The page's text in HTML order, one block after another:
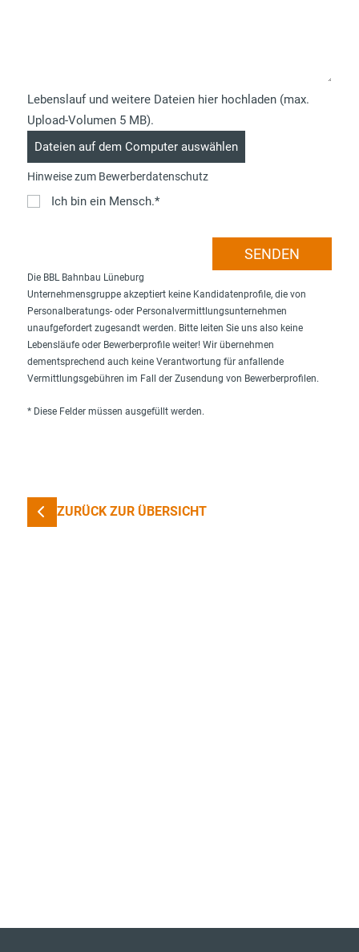
Lebenslauf und weitere Dateien hier hochladen (max.
Upload-Volumen 5 MB).
Hinweise zum Bewerberdatenschutz
Ich bin ein Mensch.*
Die BBL Bahnbau Lüneburg
Unternehmensgruppe akzeptiert keine Kandidatenprofile, die von
Personalberatungs- oder Personalvermittlungsunternehmen
unaufgefordert zugesandt werden. Bitte leiten Sie uns also keine
Lebensläufe oder Bewerberprofile weiter! Wir übernehmen
dementsprechend auch keine Verantwortung für anfallende
Vermittlungsgebühren im Fall der Zusendung von Bewerberprofilen.
* Diese Felder müssen ausgefüllt werden.
ZURÜCK ZUR ÜBERSICHT